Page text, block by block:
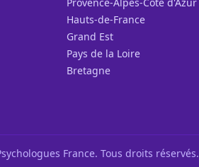
Hauts-de-France
Grand Est
Pays de la Loire
Bretagne
France. Tous droits réservés.